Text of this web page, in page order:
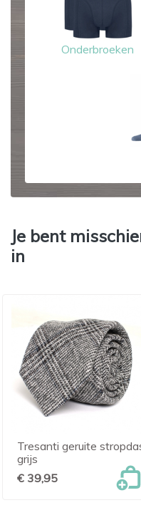
Onderbroeken
Je bent
in
Tresanti geruite
grijs
€ 39,95